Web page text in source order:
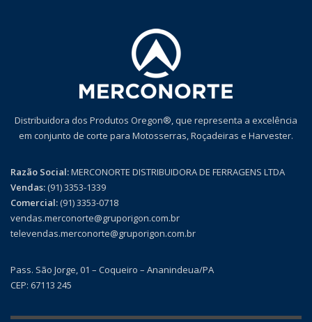
Distribuidora dos Produtos Oregon®, que representa a excelência
em conjunto de corte para Motosserras, Roçadeiras e Harvester.
Razão Social:MERCONORTE DISTRIBUIDORA DE FERRAGENS LTDA
Vendas:(91) 3353-1339
Comercial:(91) 3353-0718
vendas.merconorte@gruporigon.com.br
televendas.merconorte@gruporigon.com.br
Pass. São Jorge, 01 – Coqueiro – Ananindeua/PA
CEP: 67113 245